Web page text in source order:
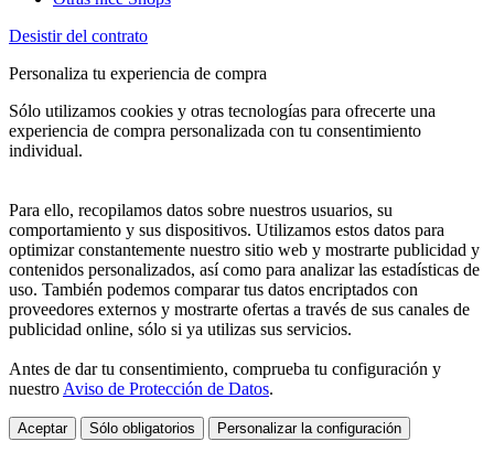
Desistir del contrato
Personaliza tu experiencia de compra
Sólo utilizamos cookies y otras tecnologías para ofrecerte una
experiencia de compra personalizada con tu consentimiento
individual.
Para ello, recopilamos datos sobre nuestros usuarios, su
comportamiento y sus dispositivos. Utilizamos estos datos para
optimizar constantemente nuestro sitio web y mostrarte publicidad y
contenidos personalizados, así como para analizar las estadísticas de
uso. También podemos comparar tus datos encriptados con
proveedores externos y mostrarte ofertas a través de sus canales de
publicidad online, sólo si ya utilizas sus servicios.
Antes de dar tu consentimiento, comprueba tu configuración y
nuestro Aviso de Protección de Datos.
Aceptar Sólo obligatorios Personalizar la configuración